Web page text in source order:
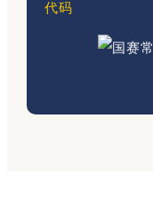
代码